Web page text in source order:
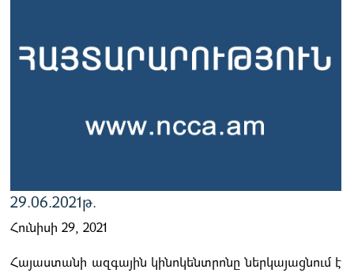
29.06.2021թ.
Հունիսի 29, 2021
Հայաստանի ազգային կինոկենտրոնը ներկայացնում է